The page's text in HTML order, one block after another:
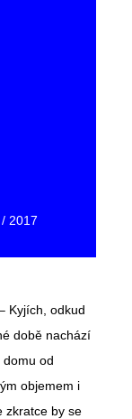
2017
Kyjích, odkud
době nachází
od
objemem i
zkratce by se